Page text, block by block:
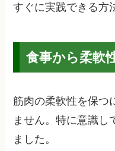
すぐに実践できる方
食事から柔軟
筋肉の柔軟性を保つ
ません。特に意識し
ました。